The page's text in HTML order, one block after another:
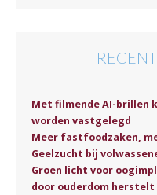
Met filmende AI-brillen
worden vastgelegd
Meer fastfoodzaken,
Geelzucht bij
Groen licht voor
door ouderdom herstelt